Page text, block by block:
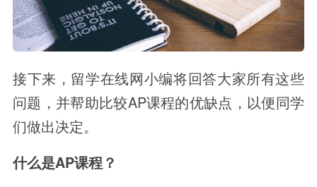
接下来，留学在线网小编将回答大家所有这些
问题，并帮助比较AP课程的优缺点，以便同学
们做出决定。
什么是AP课程？